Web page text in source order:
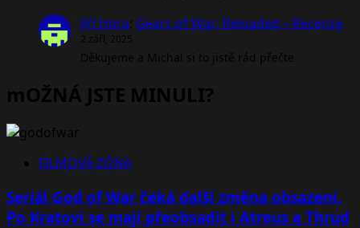
Jiří Hora: Gears of War: Reloaded – Recenze
2 září, 2025
Děkujeme a Michal si to jistě rád přečte
mOŽNÁ JSTE MINULI?
FILMOVÁ ZÓNA
Seriál God of War čeká další změna obsazení.
Po Kratovi se mají přeobsadit i Atreus a Thrud